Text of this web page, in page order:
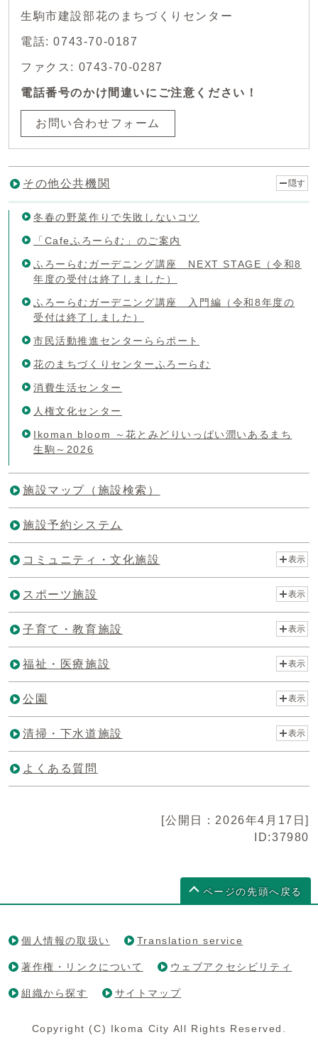
生駒市建設部花のまちづくりセンター
電話: 0743-70-0187
ファクス: 0743-70-0287
電話番号のかけ間違いにご注意ください！
お問い合わせフォーム
その他公共機関 隠す
冬春の野菜作りで失敗しないコツ
「Cafeふろーらむ」のご案内
ふろーらむガーデニング講座 NEXT STAGE（令和8
年度の受付は終了しました）
ふろーらむガーデニング講座 入門編（令和8年度の
受付は終了しました）
市民活動推進センターららポート
花のまちづくりセンターふろーらむ
消費生活センター
人権文化センター
Ikoman bloom ～花とみどりいっぱい潤いあるまち
生駒～2026
施設マップ（施設検索）
施設予約システム
コミュニティ・文化施設 表示
スポーツ施設 表示
子育て・教育施設 表示
福祉・医療施設 表示
公園 表示
清掃・下水道施設 表示
よくある質問
[公開日：2026年4月17日]
ID:37980
ページの先頭へ戻る
個人情報の取扱い Translation service
著作権・リンクについて ウェブアクセシビリティ
組織から探す サイトマップ
Copyright (C) Ikoma City All Rights Reserved.